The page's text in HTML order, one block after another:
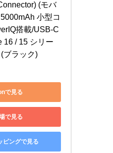
(モバ
小型コ
搭載/USB-C
16 / 15 シリー
ブラック)
で見る
で見る
ピングで見る